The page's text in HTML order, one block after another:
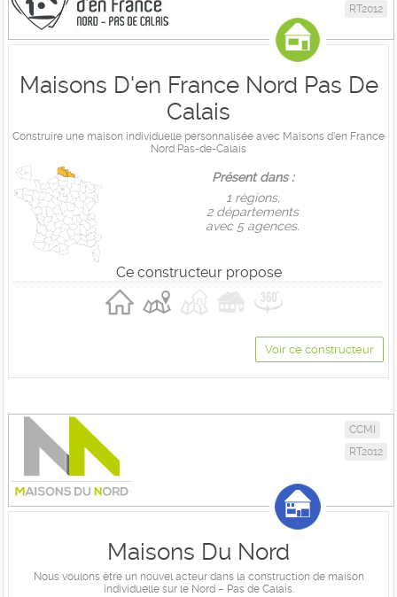
RT2012
Maisons D'en France Nord Pas De
Calais
Construire une maison individuelle personnalisée avec Maisons d'en France
Nord Pas-de-Calais
Présent dans :
1 règions,
2 départements
avec 5 agences.
Ce constructeur propose
Voir ce constructeur
CCMI
RT2012
Maisons Du Nord
Nous voulons être un nouvel acteur dans la construction de maison
individuelle sur le Nord – Pas de Calais.